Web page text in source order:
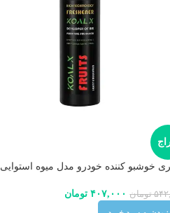
خوشبو کننده خودرو مدل میوه استوایی
تومان ۴۰۷,۰۰۰ تومان